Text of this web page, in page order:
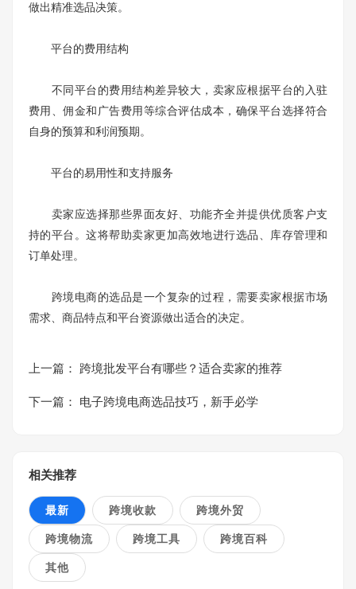
做出精准选品决策。
平台的费用结构
不同平台的费用结构差异较大，卖家应根据平台的入驻
费用、佣金和广告费用等综合评估成本，确保平台选择符合
自身的预算和利润预期。
平台的易用性和支持服务
卖家应选择那些界面友好、功能齐全并提供优质客户支
持的平台。这将帮助卖家更加高效地进行选品、库存管理和
订单处理。
跨境电商的选品是一个复杂的过程，需要卖家根据市场
需求、商品特点和平台资源做出适合的决定。
上一篇： 跨境批发平台有哪些？适合卖家的推荐
下一篇： 电子跨境电商选品技巧，新手必学
相关推荐
最新 跨境收款 跨境外贸
跨境物流 跨境工具 跨境百科
其他